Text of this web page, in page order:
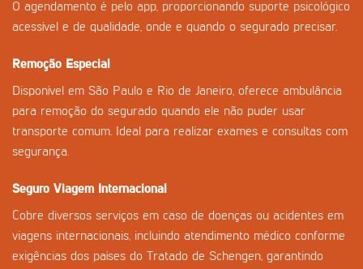
O agendamento é pelo app, proporcionando suporte psicológico
acessível e de qualidade, onde e quando o segurado precisar.
Remoção Especial
Disponível em São Paulo e Rio de Janeiro, oferece ambulância
para remoção do segurado quando ele não puder usar
transporte comum. Ideal para realizar exames e consultas com
segurança.
Seguro Viagem Internacional
Cobre diversos serviços em caso de doenças ou acidentes em
viagens internacionais, incluindo atendimento médico conforme
exigências dos países do Tratado de Schengen, garantindo